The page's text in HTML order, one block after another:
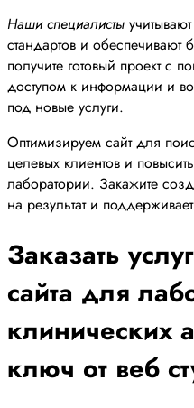
Наши специалисты
стандартов и обеспечивают
получите готовый проект с
доступом к информации и
под новые услуги.
Оптимизируем сайт для
целевых клиентов и
лаборатории. Закажите
на результат и
Заказать
сайта для
клинических
ключ от веб